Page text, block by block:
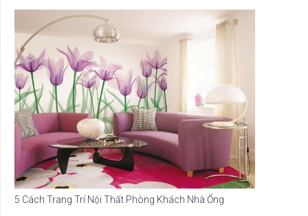
5 Cách Trang Trí Nội Thất Phòng Khách Nhà Ống